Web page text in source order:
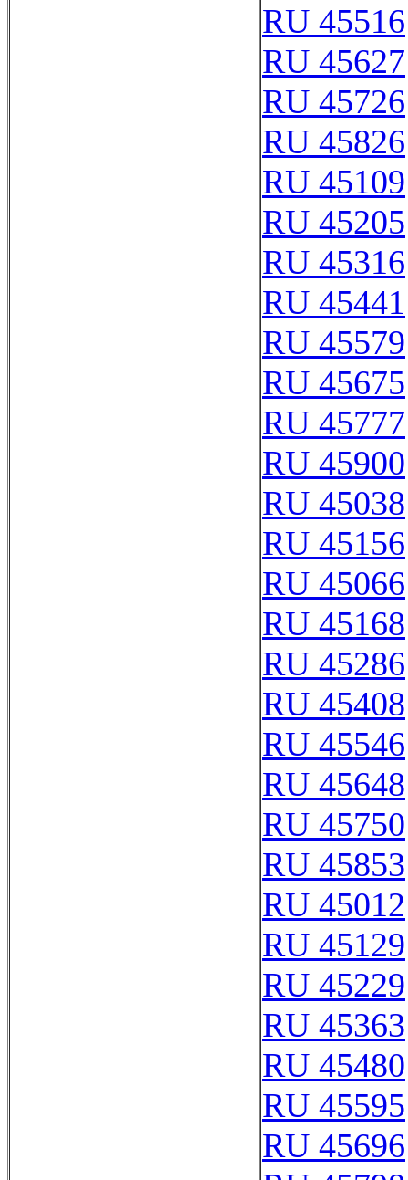
RU 45516
RU 45627
RU 45726
RU 45826
RU 45109
RU 45205
RU 45316
RU 45441
RU 45579
RU 45675
RU 45777
RU 45900
RU 45038
RU 45156
RU 45066
RU 45168
RU 45286
RU 45408
RU 45546
RU 45648
RU 45750
RU 45853
RU 45012
RU 45129
RU 45229
RU 45363
RU 45480
RU 45595
RU 45696